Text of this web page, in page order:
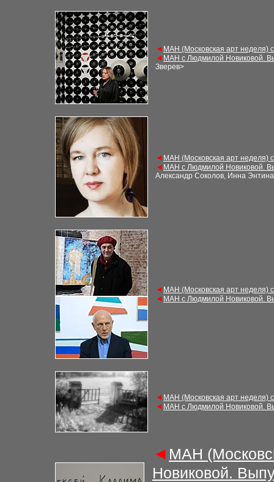
◄ МАН (Московская арт неделя)
◄ МАН с Людмилой Новиковой.
Зверев>
◄ МАН (Московская арт неделя)
◄ МАН с Людмилой Новиковой.
Александр Соколов, Инна
◄ МАН (Московская арт неделя)
◄ МАН с Людмилой Новиковой.
◄ МАН (Московская арт неделя)
◄ МАН с Людмилой Новиковой.
◄ МАН
Новиковой.